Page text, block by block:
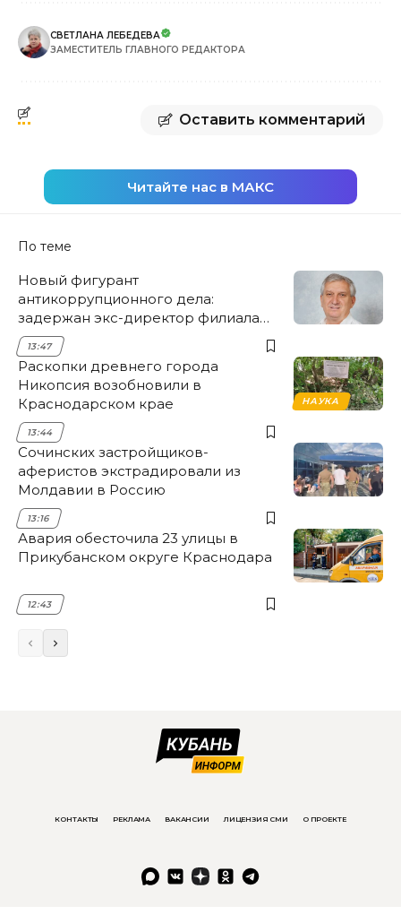
СВЕТЛАНА ЛЕБЕДЕВА
ЗАМЕСТИТЕЛЬ ГЛАВНОГО РЕДАКТОРА
Оставить комментарий
Читайте нас в МАКС
По теме
Новый фигурант
антикоррупционного дела:
задержан экс-директор филиала
НЭСК Крымска
13:47
НАУКА
Раскопки древнего города
Никопсия возобновили в
Краснодарском крае
13:44
Сочинских застройщиков-
аферистов экстрадировали из
Молдавии в Россию
13:16
Авария обесточила 23 улицы в
Прикубанском округе Краснодара
12:43
КОНТАКТЫ РЕКЛАМА ВАКАНСИИ ЛИЦЕНЗИЯ СМИ О ПРОЕКТЕ